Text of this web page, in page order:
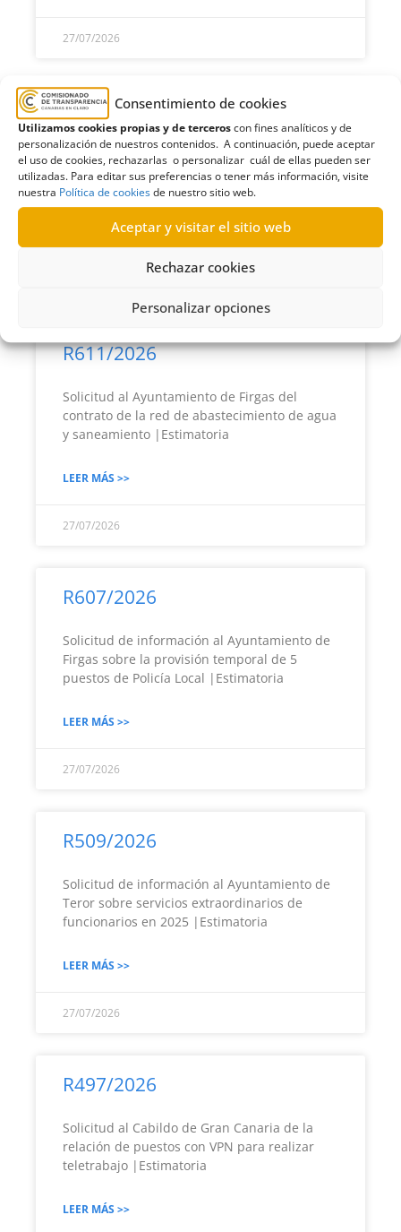
Consentimiento de cookies
Utilizamos cookies propias y de terceroscon fines analíticos y de
personalización de nuestros contenidos. A continuación, puede aceptar
el uso de cookies, rechazarlas o personalizar cuál de ellas pueden ser
utilizadas. Para editar sus preferencias o tener más información, visite
nuestra Política de cookiesde nuestro sitio web.
Aceptar y visitar el sitio web
Rechazar cookies
Personalizar opciones
27/07/2026
R621/2026
Solicitud al Ayuntamiento de Firgas del
contrato de obras para crear el Centro de
Transferencia de Residuos |Estimatoria
LEER MÁS >>
R611/2026
Solicitud al Ayuntamiento de Firgas del
contrato de la red de abastecimiento de agua
y saneamiento |Estimatoria
LEER MÁS >>
27/07/2026
R607/2026
Solicitud de información al Ayuntamiento de
Firgas sobre la provisión temporal de 5
puestos de Policía Local |Estimatoria
LEER MÁS >>
27/07/2026
R509/2026
Solicitud de información al Ayuntamiento de
Teror sobre servicios extraordinarios de
funcionarios en 2025 |Estimatoria
LEER MÁS >>
27/07/2026
R497/2026
Solicitud al Cabildo de Gran Canaria de la
relación de puestos con VPN para realizar
teletrabajo |Estimatoria
LEER MÁS >>